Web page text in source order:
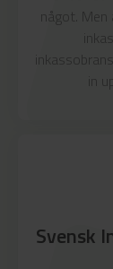
något.
in
Svensk